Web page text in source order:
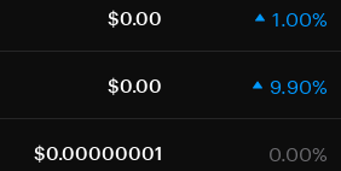
$0.00 1.00%
$0.00 9.90%
$0.00000001 0.00%